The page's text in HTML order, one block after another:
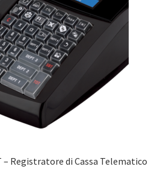
– Registratore di Cassa Telematico